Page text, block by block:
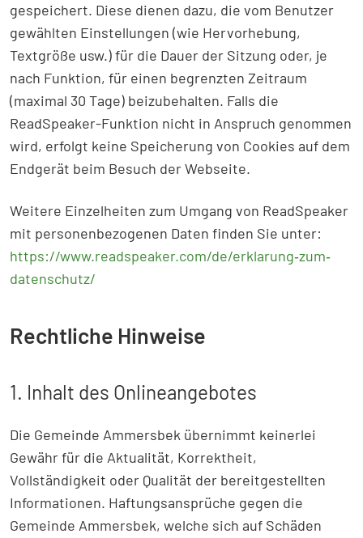
gespeichert. Diese dienen dazu, die vom Benutzer
gewählten Einstellungen (wie Hervorhebung,
Textgröße usw.) für die Dauer der Sitzung oder, je
nach Funktion, für einen begrenzten Zeitraum
(maximal 30 Tage) beizubehalten. Falls die
ReadSpeaker-Funktion nicht in Anspruch genommen
wird, erfolgt keine Speicherung von Cookies auf dem
Endgerät beim Besuch der Webseite.
Weitere Einzelheiten zum Umgang von ReadSpeaker
mit personenbezogenen Daten finden Sie unter:
https://www.readspeaker.com/de/erklarung‐zum‐
datenschutz/
Rechtliche Hinweise
1. Inhalt des Onlineangebotes
Die Gemeinde Ammersbek übernimmt keinerlei
Gewähr für die Aktualität, Korrektheit,
Vollständigkeit oder Qualität der bereitgestellten
Informationen. Haftungsansprüche gegen die
Gemeinde Ammersbek, welche sich auf Schäden